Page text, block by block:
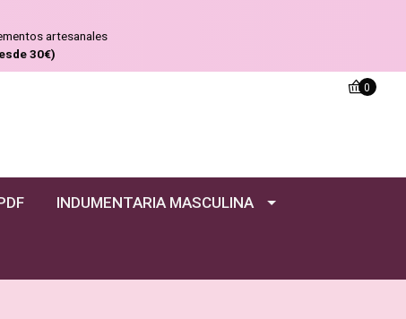
artesanales
30€)
0
INDUMENTARIA MASCULINA